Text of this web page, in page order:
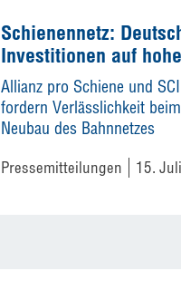
Schienennetz:
Investitionen auf
Allianz pro Schiene und
fordern Verlässlichkeit
Neubau des Bahnnetzes
Pressemitteilungen 15.